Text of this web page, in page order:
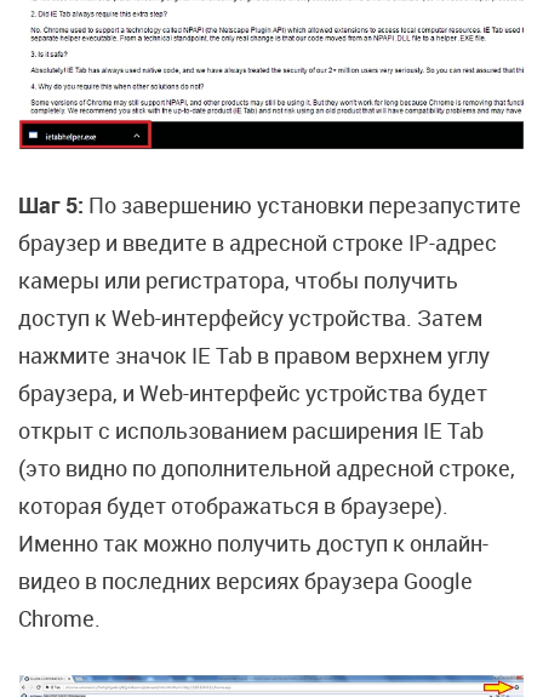
Шаг 5: По завершению установки перезапустите
браузер и введите в адресной строке IP-адрес
камеры или регистратора, чтобы получить
доступ к Web-интерфейсу устройства. Затем
нажмите значок IE Tab в правом верхнем углу
браузера, и Web-интерфейс устройства будет
открыт с использованием расширения IE Tab
(это видно по дополнительной адресной строке,
которая будет отображаться в браузере).
Именно так можно получить доступ к онлайн-
видео в последних версиях браузера Google
Chrome.